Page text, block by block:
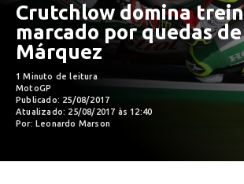
Crutchlow domina
marcado por quedas de
Márquez
1 Minuto de leitura
MotoGP
Publicado: 25/08/2017
Atualizado: 25/08/2017 às 12:40
Por: Leonardo Marson